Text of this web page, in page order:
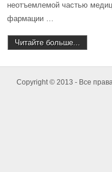
неотъемлемой частью
фармации …
Читайте больше...
Copyright © 2013 - Все